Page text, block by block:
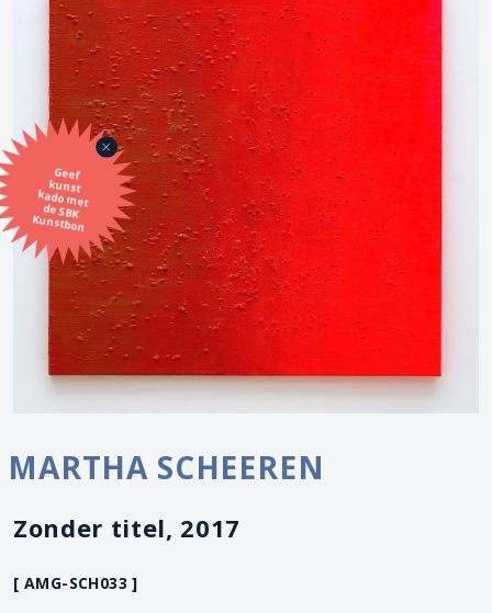
Geef
kunst
kado met
de SBK
Kunstbon
MARTHA SCHEEREN
Zonder titel, 2017
[ AMG-SCH033 ]